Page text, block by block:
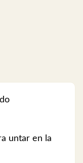
untar en la